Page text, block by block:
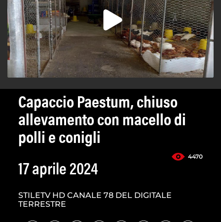
Capaccio Paestum, chiuso
allevamento con macello di
polli e conigli
4470
17 aprile 2024
STILETV HD CANALE 78 DEL DIGITALE
TERRESTRE